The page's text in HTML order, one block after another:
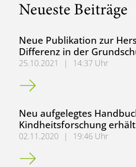
Neueste Beiträge
Neue Publikation zur
Differenz in der
25.10.2021 |
14:37 Uhr
Neue Publikation zur
Neu aufgelegtes
Kindheitsforschung
02.11.2020 |
19:46 Uhr
Neu aufgelegtes Handbuch zur